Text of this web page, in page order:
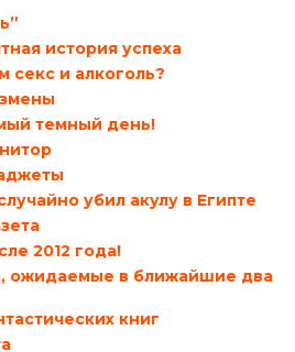
история успеха
секс и алкоголь?
темный день!
убил акулу в Египте
2012 года!
ожидаемые в ближайшие два
книг